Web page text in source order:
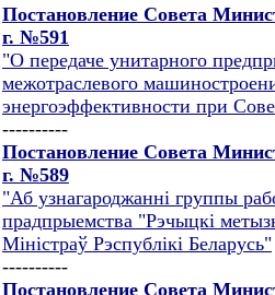
Постановление Совета
г. №591
"О передаче унитарного
межотраслевого
энергоэффективности при
----------
Постановление Совета
г. №589
"Аб узнагароджаннi группы
прадпрыемства "Рэчыцкi
Мiнiстраў Рэспублiкi Беларусь"
----------
Постановление Совета